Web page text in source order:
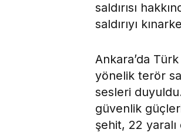
saldırısı
saldırıyı
Ankara’da
yönelik terör
sesleri
güvenlik
şehit, 22 yaralı